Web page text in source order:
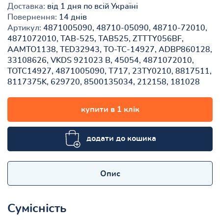
Доставка: від 1 дня по всій Україні
Повернення: 14 днів
Артикул: 4871005090, 48710-05090, 48710-72010,
4871072010, TAB-525, TAB525, ZTTTY056BF,
AAMTO1138, TED32943, TO-TC-14927, ADBP860128,
33108626, VKDS 921023 B, 45054, 4871072010,
TOTC14927, 4871005090, T717, 23TY0210, 8817511,
8117375K, 629720, 8500135034, 212158, 181028
купити в 1 клік
додати до кошика
Опис
Сумісність